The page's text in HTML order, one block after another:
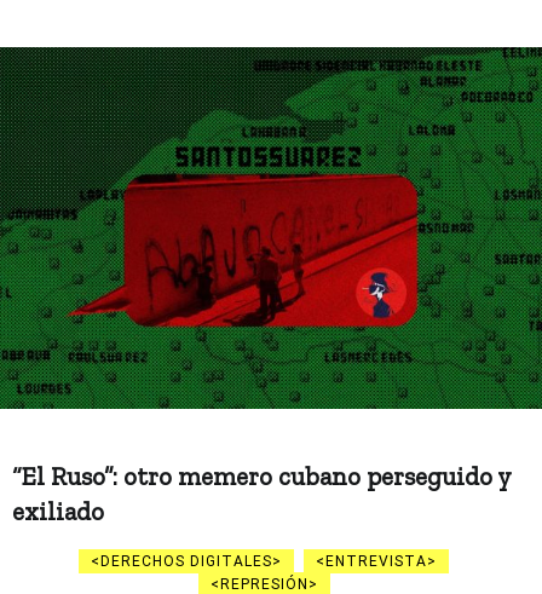
“El Ruso”: otro memero cubano perseguido y
exiliado
DERECHOS DIGITALES
ENTREVISTA
REPRESIÓN